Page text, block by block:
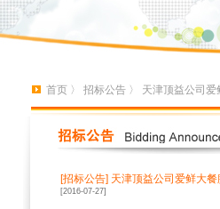
首页 〉 招标公告 〉 天津顶益公司
[招标公告] 天津顶益公司爱鲜大
[2016-07-27]